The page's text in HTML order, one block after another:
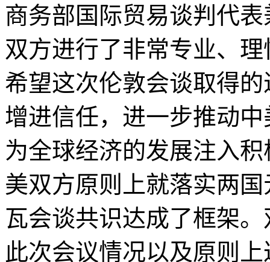
商务部国际贸易谈判代
双方进行了非常专业、
希望这次伦敦会谈取得
增进信任，进一步推动
为全球经济的发展注入
美双方原则上就落实两
瓦会谈共识达成了框架
此次会议情况以及原则